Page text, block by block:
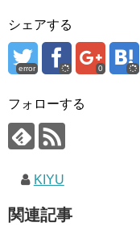
シェアする
error 0
フォローする
KIYU
関連記事